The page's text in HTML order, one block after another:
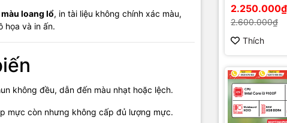
loang lổ, in tài liệu không chính xác màu,
họa và in ấn.
không đều, dẫn đến màu nhạt hoặc lệch.
mực còn nhưng không cấp đủ lượng mực.
mặt trời
2.250.000₫
2.600.000₫
Thích
phục sơ bộ tại nhà (nếu có
ChạyHead Cleaning / Deep Cleaning1–3 lần.
Kiểm tra mức mực trong hộp hoặc bình mực.
Chạy lệnhPrint Test Page / Nozzle Checkđể xem màu nào đang lỗi.
Căn chỉnh lạiPrint Alignmenttrong Utility của máy in.